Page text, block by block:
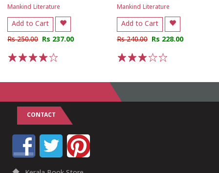
Mankind Literature
Add to Cart
Rs 250.00 Rs 237.00
Mankind Literature
Add to Cart
Rs 240.00 Rs 228.00
CONTACT